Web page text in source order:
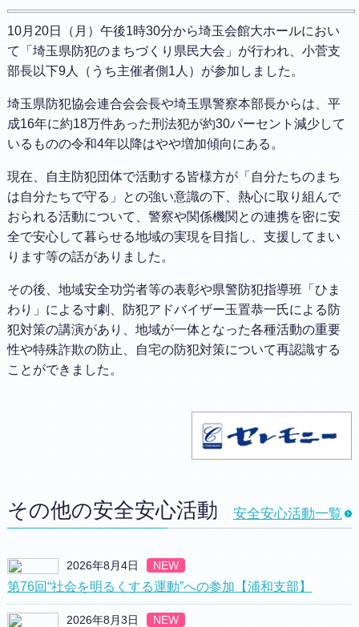
10月20日（月）午後1時30分から埼玉会館大ホールにおい
て「埼玉県防犯のまちづくり県民大会」が行われ、小菅支
部長以下9人（うち主催者側1人）が参加しました。
埼玉県防犯協会連合会会長や埼玉県警察本部長からは、平
成16年に約18万件あった刑法犯が約30パーセント減少して
いるものの令和4年以降はやや増加傾向にある。
現在、自主防犯団体で活動する皆様方が「自分たちのまち
は自分たちで守る」との強い意識の下、熱心に取り組んで
おられる活動について、警察や関係機関との連携を密に安
全で安心して暮らせる地域の実現を目指し、支援してまい
ります等の話がありました。
その後、地域安全功労者等の表彰や県警防犯指導班「ひま
わり」による寸劇、防犯アドバイザー玉置恭一氏による防
犯対策の講演があり、地域が一体となった各種活動の重要
性や特殊詐欺の防止、自宅の防犯対策について再認識する
ことができました。
その他の安全安心活動 安全安心活動一覧
2026年8月4日 NEW
第76回“社会を明るくする運動”への参加【浦和支部】
2026年8月3日 NEW